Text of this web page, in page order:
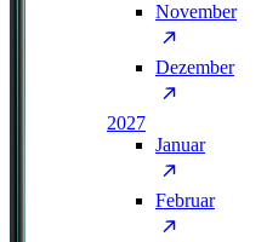
November
Dezember
2027
Januar
Februar